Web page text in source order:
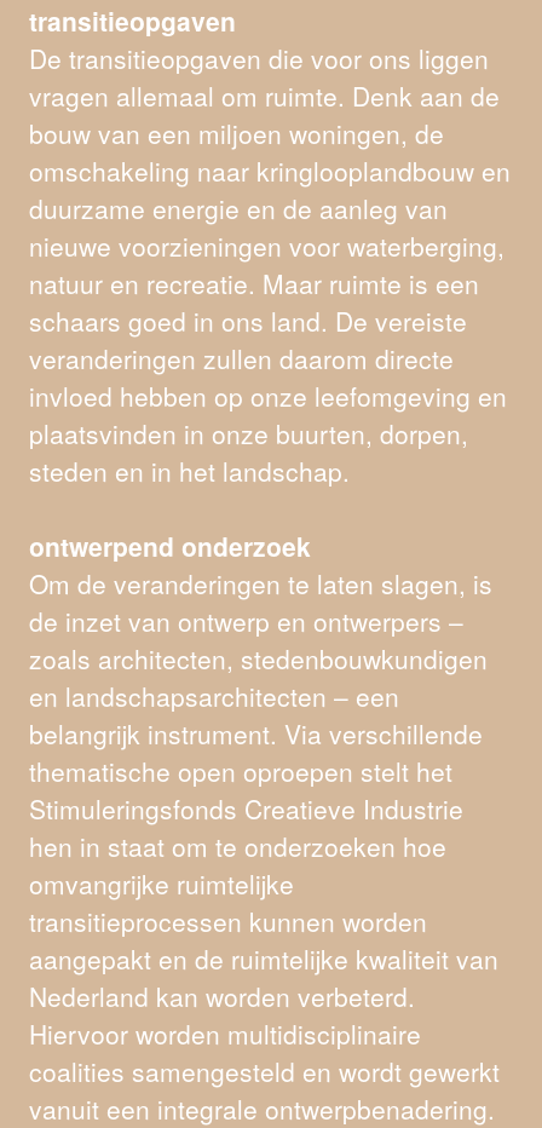
transitieopgaven
De transitieopgaven die voor ons liggen
vragen allemaal om ruimte. Denk aan de
bouw van een miljoen woningen, de
omschakeling naar kringlooplandbouw en
duurzame energie en de aanleg van
nieuwe voorzieningen voor waterberging,
natuur en recreatie. Maar ruimte is een
schaars goed in ons land. De vereiste
veranderingen zullen daarom directe
invloed hebben op onze leefomgeving en
plaatsvinden in onze buurten, dorpen,
steden en in het landschap.
ontwerpend onderzoek
Om de veranderingen te laten slagen, is
de inzet van ontwerp en ontwerpers –
zoals architecten, stedenbouwkundigen
en landschapsarchitecten – een
belangrijk instrument. Via verschillende
thematische open oproepen stelt het
Stimuleringsfonds Creatieve Industrie
hen in staat om te onderzoeken hoe
omvangrijke ruimtelijke
transitieprocessen kunnen worden
aangepakt en de ruimtelijke kwaliteit van
Nederland kan worden verbeterd.
Hiervoor worden multidisciplinaire
coalities samengesteld en wordt gewerkt
vanuit een integrale ontwerpbenadering.